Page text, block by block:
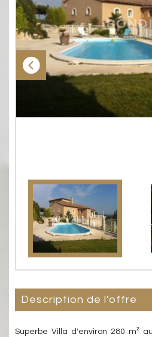
description de l'offre
Superbe Villa d'environ 280 m²